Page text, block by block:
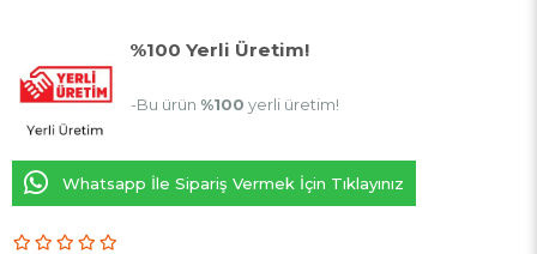
%100 Yerli Üretim!
-Bu ürün %100 yerli üretim!
Whatsapp İle Sipariş Vermek İçin Tıklayınız